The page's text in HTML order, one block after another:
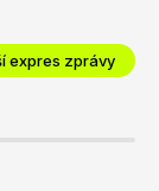
expres zprávy